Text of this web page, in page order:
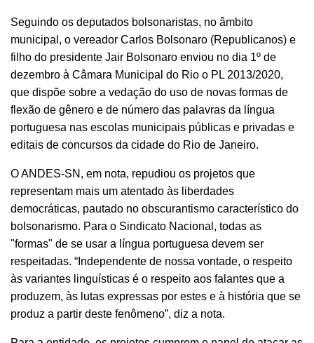
Seguindo os deputados bolsonaristas, no âmbito
municipal, o vereador Carlos Bolsonaro (Republicanos) e
filho do presidente Jair Bolsonaro enviou no dia 1º de
dezembro à Câmara Municipal do Rio o PL 2013/2020,
que dispõe sobre a vedação do uso de novas formas de
flexão de gênero e de número das palavras da língua
portuguesa nas escolas municipais públicas e privadas e
editais de concursos da cidade do Rio de Janeiro.
O ANDES-SN, em nota, repudiou os projetos que
representam mais um atentado às liberdades
democráticas, pautado no obscurantismo característico do
bolsonarismo. Para o Sindicato Nacional, todas as
"formas" de se usar a língua portuguesa devem ser
respeitadas. “Independente de nossa vontade, o respeito
às variantes linguísticas é o respeito aos falantes que a
produzem, às lutas expressas por estes e à história que se
produz a partir deste fenômeno”, diz a nota.